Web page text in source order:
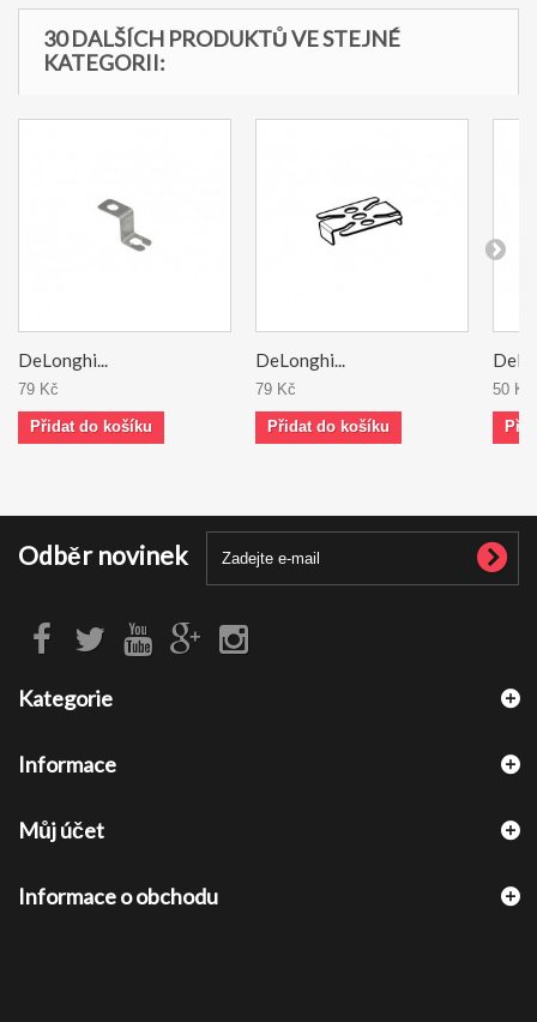
30 DALŠÍCH PRODUKTŮ VE STEJNÉ
KATEGORII:
DeLonghi...
79 Kč
Přidat do košíku
DeLonghi...
79 Kč
Přidat do košíku
50 Kč
Odběr novinek
Kategorie
Informace
Můj účet
Informace o obchodu